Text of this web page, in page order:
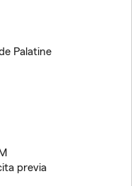
Palatine
previa